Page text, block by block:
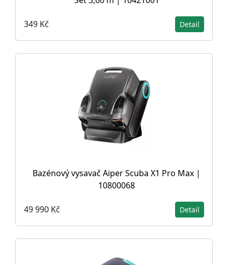
349 Kč Detail
Bazénový vysavač Aiper Scuba X1 Pro Max |
10800068
49 990 Kč Detail